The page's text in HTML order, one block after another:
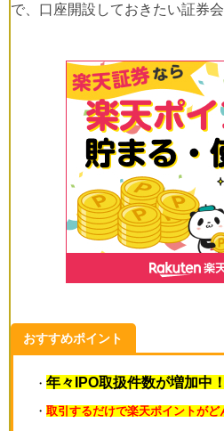
で、口座開設しておきたい証券会
おすすめポイント
・ 年々IPO取扱件数が増加中！
・ 取引するだけで楽天ポイントがど